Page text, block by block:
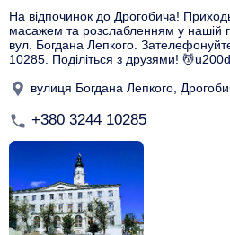
На відпочинок до Дрогобича!
масажем та розслабленням у нашій
вул. Богдана Лепкого.
10285. Поділіться з друзями!
вулиця Богдана Лепкого,
+380 3244 10285